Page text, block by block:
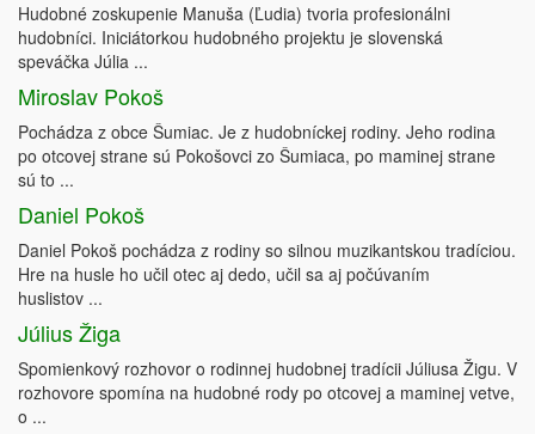
Hudobné zoskupenie Manuša (Ľudia) tvoria profesionálni
hudobníci. Iniciátorkou hudobného projektu je slovenská
speváčka Júlia ...
Miroslav Pokoš
Pochádza z obce Šumiac. Je z hudobníckej rodiny. Jeho rodina
po otcovej strane sú Pokošovci zo Šumiaca, po maminej strane
sú to ...
Daniel Pokoš
Daniel Pokoš pochádza z rodiny so silnou muzikantskou tradíciou.
Hre na husle ho učil otec aj dedo, učil sa aj počúvaním
huslistov ...
Július Žiga
Spomienkový rozhovor o rodinnej hudobnej tradícii Júliusa Žigu. V
rozhovore spomína na hudobné rody po otcovej a maminej vetve,
o ...